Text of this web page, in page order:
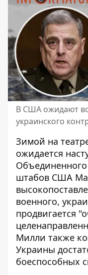
В США ожидают
украинского
Зимой на
ожидается
штабов США
военного,
продвигается
Милли также
Украины
боеспособных